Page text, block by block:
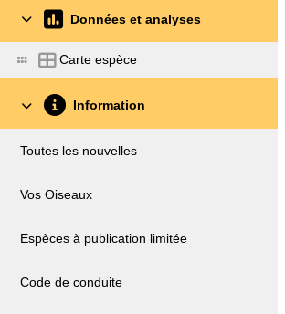
Données et analyses
Carte espèce
Information
Toutes les nouvelles
Vos Oiseaux
Espèces à publication limitée
Code de conduite